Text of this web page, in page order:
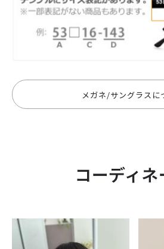
メガネ/サングラスに
コーディネ